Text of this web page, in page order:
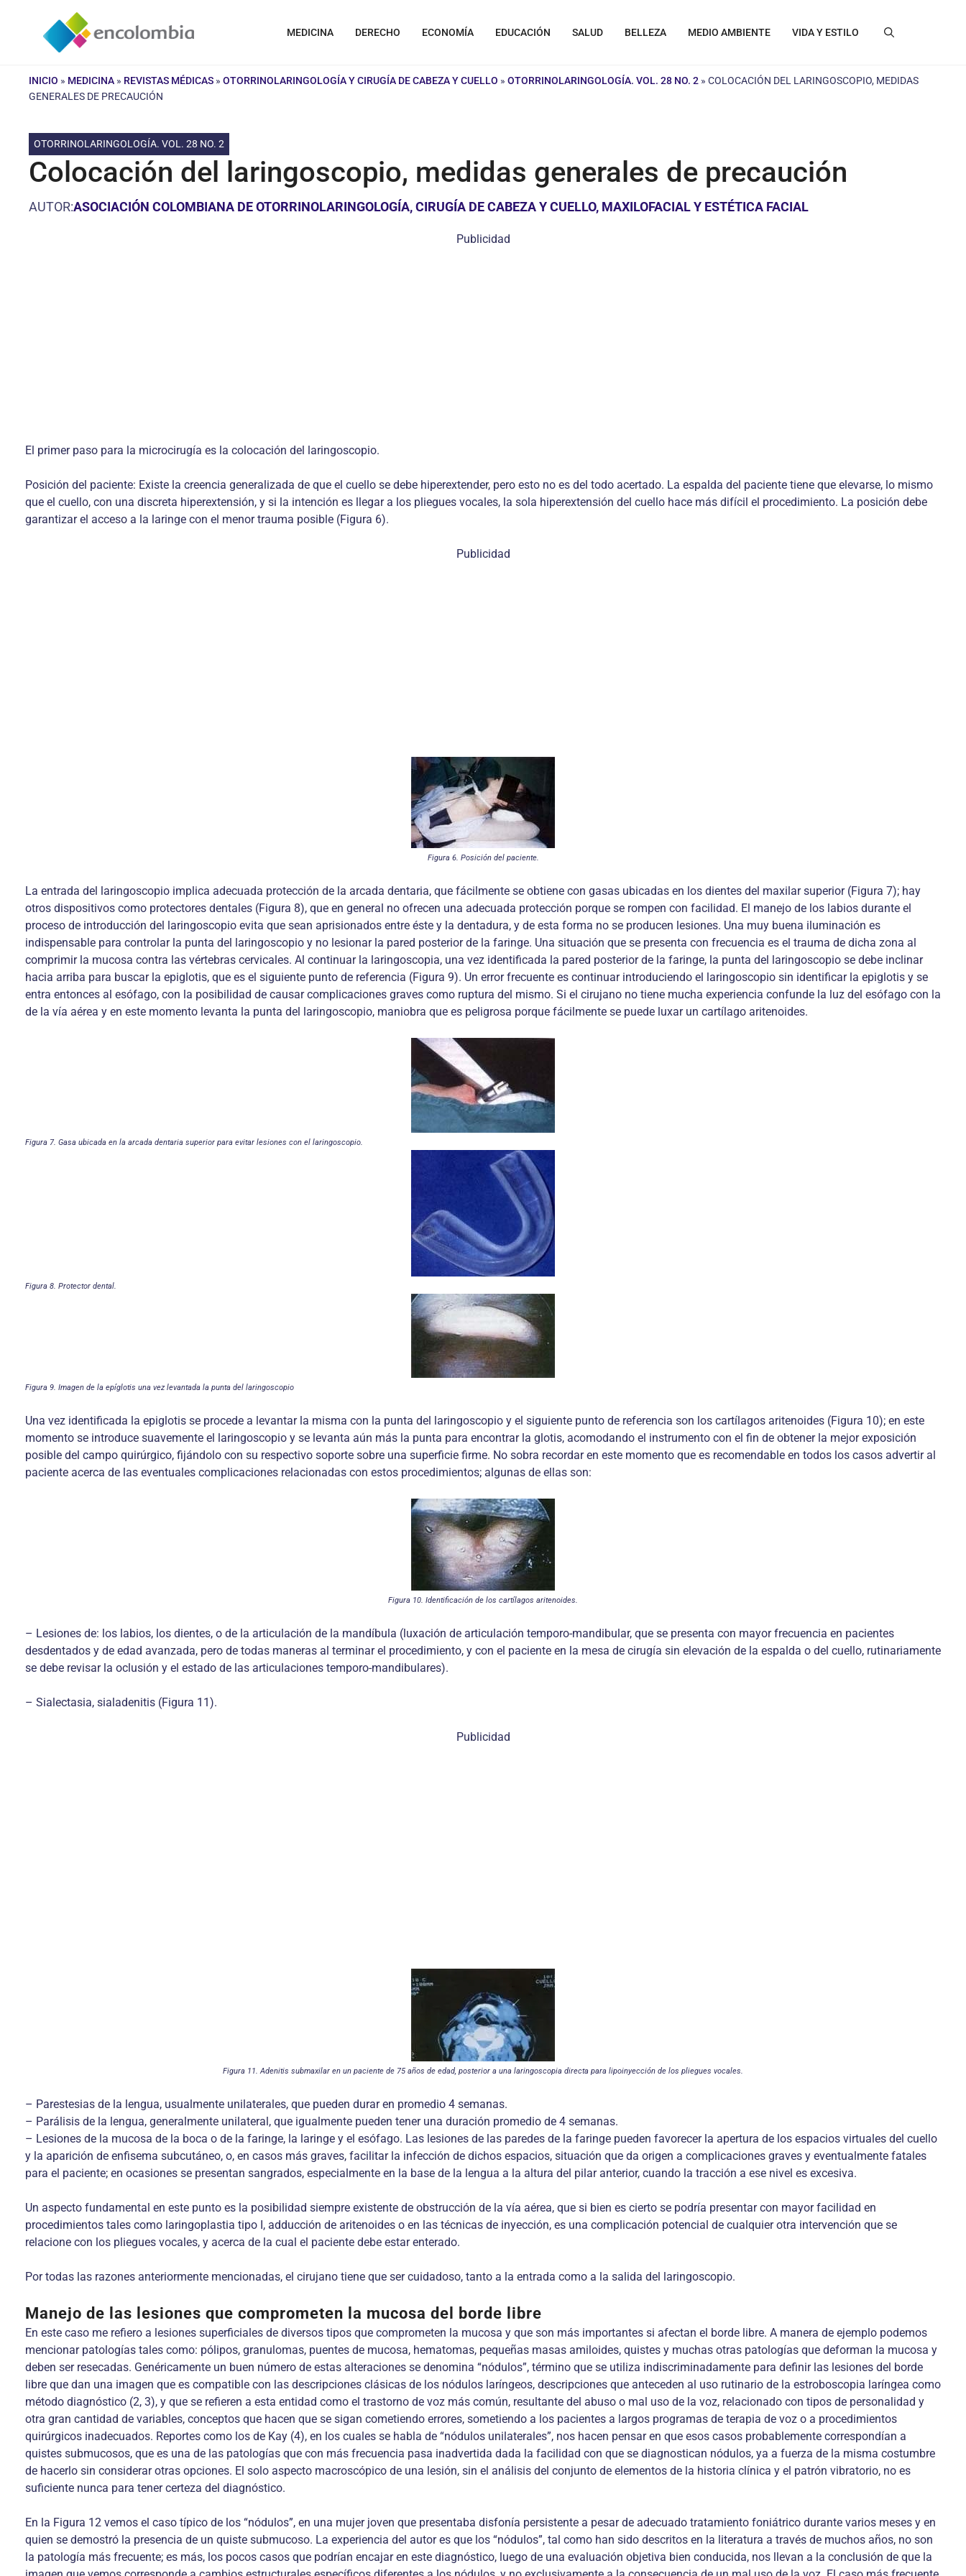
contenido
MEDICINA DERECHO ECONOMÍA EDUCACIÓN SALUD BELLEZA MEDIO AMBIENTE VIDA Y ESTILO
INICIO » MEDICINA » REVISTAS MÉDICAS » OTORRINOLARINGOLOGÍA Y CIRUGÍA DE CABEZA Y CUELLO » OTORRINOLARINGOLOGÍA. VOL. 28 NO. 2 » COLOCACIÓN DEL LARINGOSCOPIO, MEDIDAS
GENERALES DE PRECAUCIÓN
OTORRINOLARINGOLOGÍA. VOL. 28 NO. 2
Colocación del laringoscopio, medidas generales de precaución
AUTOR:ASOCIACIÓN COLOMBIANA DE OTORRINOLARINGOLOGÍA, CIRUGÍA DE CABEZA Y CUELLO, MAXILOFACIAL Y ESTÉTICA FACIAL
Publicidad
El primer paso para la microcirugía es la colocación del laringoscopio.
Posición del paciente: Existe la creencia generalizada de que el cuello se debe hiperextender, pero esto no es del todo acertado. La espalda del paciente tiene que elevarse, lo mismo
que el cuello, con una discreta hiperextensión, y si la intención es llegar a los pliegues vocales, la sola hiperextensión del cuello hace más difícil el procedimiento. La posición debe
garantizar el acceso a la laringe con el menor trauma posible (Figura 6).
Publicidad
Figura 6. Posición del paciente.
La entrada del laringoscopio implica adecuada protección de la arcada dentaria, que fácilmente se obtiene con gasas ubicadas en los dientes del maxilar superior (Figura 7); hay
otros dispositivos como protectores dentales (Figura 8), que en general no ofrecen una adecuada protección porque se rompen con facilidad. El manejo de los labios durante el
proceso de introducción del laringoscopio evita que sean aprisionados entre éste y la dentadura, y de esta forma no se producen lesiones. Una muy buena iluminación es
indispensable para controlar la punta del laringoscopio y no lesionar la pared posterior de la faringe. Una situación que se presenta con frecuencia es el trauma de dicha zona al
comprimir la mucosa contra las vértebras cervicales. Al continuar la laringoscopia, una vez identificada la pared posterior de la faringe, la punta del laringoscopio se debe inclinar
hacia arriba para buscar la epiglotis, que es el siguiente punto de referencia (Figura 9). Un error frecuente es continuar introduciendo el laringoscopio sin identificar la epiglotis y se
entra entonces al esófago, con la posibilidad de causar complicaciones graves como ruptura del mismo. Si el cirujano no tiene mucha experiencia confunde la luz del esófago con la
de la vía aérea y en este momento levanta la punta del laringoscopio, maniobra que es peligrosa porque fácilmente se puede luxar un cartílago aritenoides.
Figura 7. Gasa ubicada en la arcada dentaria superior para evitar lesiones con el laringoscopio.
Figura 8. Protector dental.
Figura 9. Imagen de la epíglotis una vez levantada la punta del laringoscopio
Una vez identificada la epiglotis se procede a levantar la misma con la punta del laringoscopio y el siguiente punto de referencia son los cartílagos aritenoides (Figura 10); en este
momento se introduce suavemente el laringoscopio y se levanta aún más la punta para encontrar la glotis, acomodando el instrumento con el fin de obtener la mejor exposición
posible del campo quirúrgico, fijándolo con su respectivo soporte sobre una superficie firme. No sobra recordar en este momento que es recomendable en todos los casos advertir al
paciente acerca de las eventuales complicaciones relacionadas con estos procedimientos; algunas de ellas son:
Figura 10. Identificación de los cartílagos aritenoides.
– Lesiones de: los labios, los dientes, o de la articulación de la mandíbula (luxación de articulación temporo-mandibular, que se presenta con mayor frecuencia en pacientes
desdentados y de edad avanzada, pero de todas maneras al terminar el procedimiento, y con el paciente en la mesa de cirugía sin elevación de la espalda o del cuello, rutinariamente
se debe revisar la oclusión y el estado de las articulaciones temporo-mandibulares).
– Sialectasia, sialadenitis (Figura 11).
Publicidad
Figura 11. Adenitis submaxilar en un paciente de 75 años de edad, posterior a una laringoscopia directa para lipoinyección de los pliegues vocales.
– Parestesias de la lengua, usualmente unilaterales, que pueden durar en promedio 4 semanas.
– Parálisis de la lengua, generalmente unilateral, que igualmente pueden tener una duración promedio de 4 semanas.
– Lesiones de la mucosa de la boca o de la faringe, la laringe y el esófago. Las lesiones de las paredes de la faringe pueden favorecer la apertura de los espacios virtuales del cuello
y la aparición de enfisema subcutáneo, o, en casos más graves, facilitar la infección de dichos espacios, situación que da origen a complicaciones graves y eventualmente fatales
para el paciente; en ocasiones se presentan sangrados, especialmente en la base de la lengua a la altura del pilar anterior, cuando la tracción a ese nivel es excesiva.
Un aspecto fundamental en este punto es la posibilidad siempre existente de obstrucción de la vía aérea, que si bien es cierto se podría presentar con mayor facilidad en
procedimientos tales como laringoplastia tipo I, adducción de aritenoides o en las técnicas de inyección, es una complicación potencial de cualquier otra intervención que se
relacione con los pliegues vocales, y acerca de la cual el paciente debe estar enterado.
Por todas las razones anteriormente mencionadas, el cirujano tiene que ser cuidadoso, tanto a la entrada como a la salida del laringoscopio.
Manejo de las lesiones que comprometen la mucosa del borde libre
En este caso me refiero a lesiones superficiales de diversos tipos que comprometen la mucosa y que son más importantes si afectan el borde libre. A manera de ejemplo podemos
mencionar patologías tales como: pólipos, granulomas, puentes de mucosa, hematomas, pequeñas masas amiloides, quistes y muchas otras patologías que deforman la mucosa y
deben ser resecadas. Genéricamente un buen número de estas alteraciones se denomina “nódulos”, término que se utiliza indiscriminadamente para definir las lesiones del borde
libre que dan una imagen que es compatible con las descripciones clásicas de los nódulos laríngeos, descripciones que anteceden al uso rutinario de la estroboscopia laríngea como
método diagnóstico (2, 3), y que se refieren a esta entidad como el trastorno de voz más común, resultante del abuso o mal uso de la voz, relacionado con tipos de personalidad y
otra gran cantidad de variables, conceptos que hacen que se sigan cometiendo errores, sometiendo a los pacientes a largos programas de terapia de voz o a procedimientos
quirúrgicos inadecuados. Reportes como los de Kay (4), en los cuales se habla de “nódulos unilaterales”, nos hacen pensar en que esos casos probablemente correspondían a
quistes submucosos, que es una de las patologías que con más frecuencia pasa inadvertida dada la facilidad con que se diagnostican nódulos, ya a fuerza de la misma costumbre
de hacerlo sin considerar otras opciones. El solo aspecto macroscópico de una lesión, sin el análisis del conjunto de elementos de la historia clínica y el patrón vibratorio, no es
suficiente nunca para tener certeza del diagnóstico.
En la Figura 12 vemos el caso típico de los “nódulos”, en una mujer joven que presentaba disfonía persistente a pesar de adecuado tratamiento foniátrico durante varios meses y en
quien se demostró la presencia de un quiste submucoso. La experiencia del autor es que los “nódulos”, tal como han sido descritos en la literatura a través de muchos años, no son
la patología más frecuente; es más, los pocos casos que podrían encajar en este diagnóstico, luego de una evaluación objetiva bien conducida, nos llevan a la conclusión de que la